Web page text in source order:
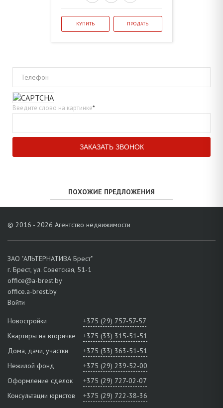
КУПИТЬ ПРОДАТЬ
Телефон
Введите слово на картинке*
ПОХОЖИЕ ПРЕДЛОЖЕНИЯ
© 2016 - 2026 Агентство недвижимости
ЗАО "АЛЬТЕРНАТИВА Брест"
г. Брест, ул. Советская, 51-1
office@a-brest.by
office.a-brest.by
Войти
Новостройки
+375 (29) 757-57-57
Квартиры на вторичке
+375 (33) 315-51-51
Дома, дачи, участки
+375 (33) 363-51-51
Нежилой фонд
+375 (29) 239-52-00
Оформление сделок
+375 (29) 727-02-07
Консультации юристов
+375 (29) 722-38-36